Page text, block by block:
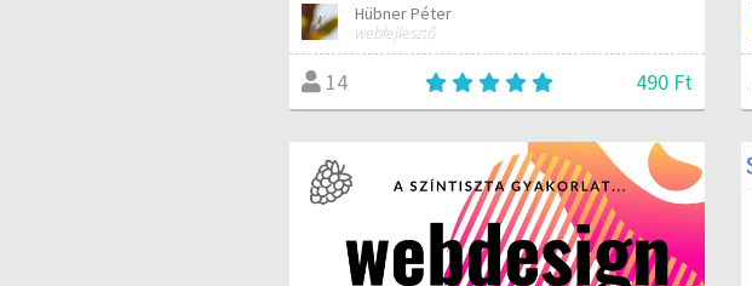
Hübner Péter
webfejlesztő
14 490 Ft